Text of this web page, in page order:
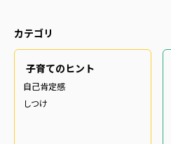
カテゴリ
子育てのヒント
自己肯定感
しつけ